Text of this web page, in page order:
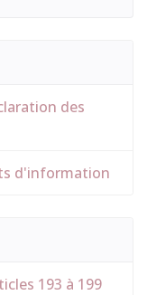
des
d'information
193 à 199